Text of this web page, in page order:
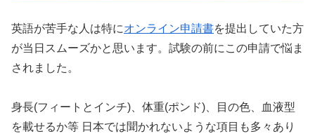
英語が苦手な人は特にオンライン申請書を提出していた方
が当日スムーズかと思います。試験の前にこの申請で悩ま
されました。
身長(フィートとインチ)、体重(ポンド)、目の色、血液型
を載せるか等 日本では聞かれないような項目も多々あり